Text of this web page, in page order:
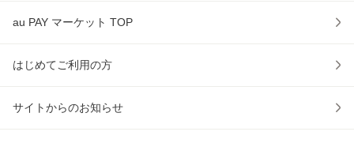
au PAY マーケット TOP
はじめてご利用の方
サイトからのお知らせ